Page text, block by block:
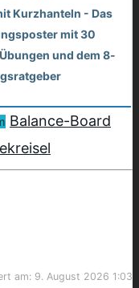
Kurzhanteln - Das
mit 30
und dem 8-
Balance-Board
am: 9. August 2026 1:03